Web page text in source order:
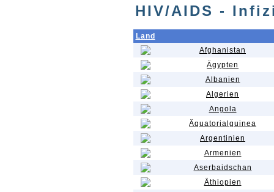
HIV/AIDS -
Land
Afghanistan
Ägypten
Albanien
Algerien
Angola
Äquatorialguinea
Argentinien
Armenien
Aserbaidschan
Äthiopien